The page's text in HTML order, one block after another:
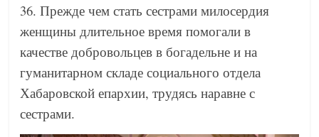
36. Прежде чем стать сестрами милосердия
женщины длительное время помогали в
качестве добровольцев в богадельне и на
гуманитарном складе социального отдела
Хабаровской епархии, трудясь наравне с
сестрами.